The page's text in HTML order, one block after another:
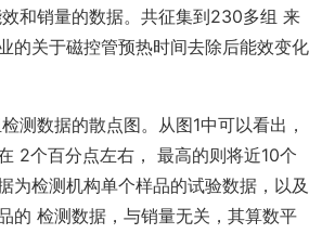
和销量的数据。共征集到230多组 来
的关于磁控管预热时间去除后能效变化
测数据的散点图。从图1中可以看出，
2个百分点左右， 最高的则将近10个
为检测机构单个样品的试验数据，以及
的 检测数据，与销量无关，其算数平